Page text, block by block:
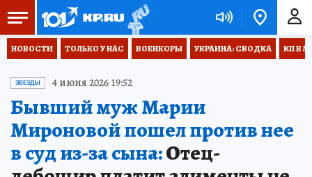
НОВОСТИ ТОЛЬКО У НАС ВОЕНКОРЫ УКРАИНА: СВОДКА КП В
ЗВЕЗДЫ 4 июня 2026 19:52
Бывший муж Марии
Мироновой пошел против нее
в суд из-за сына:Отец-